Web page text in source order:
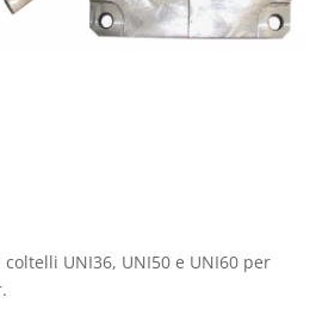
UNI36, UNI50 e UNI60 per